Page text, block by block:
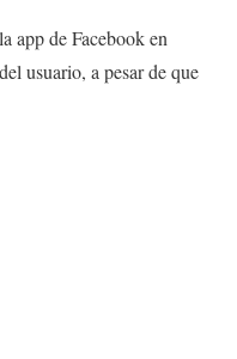
app de Facebook en
usuario, a pesar de que